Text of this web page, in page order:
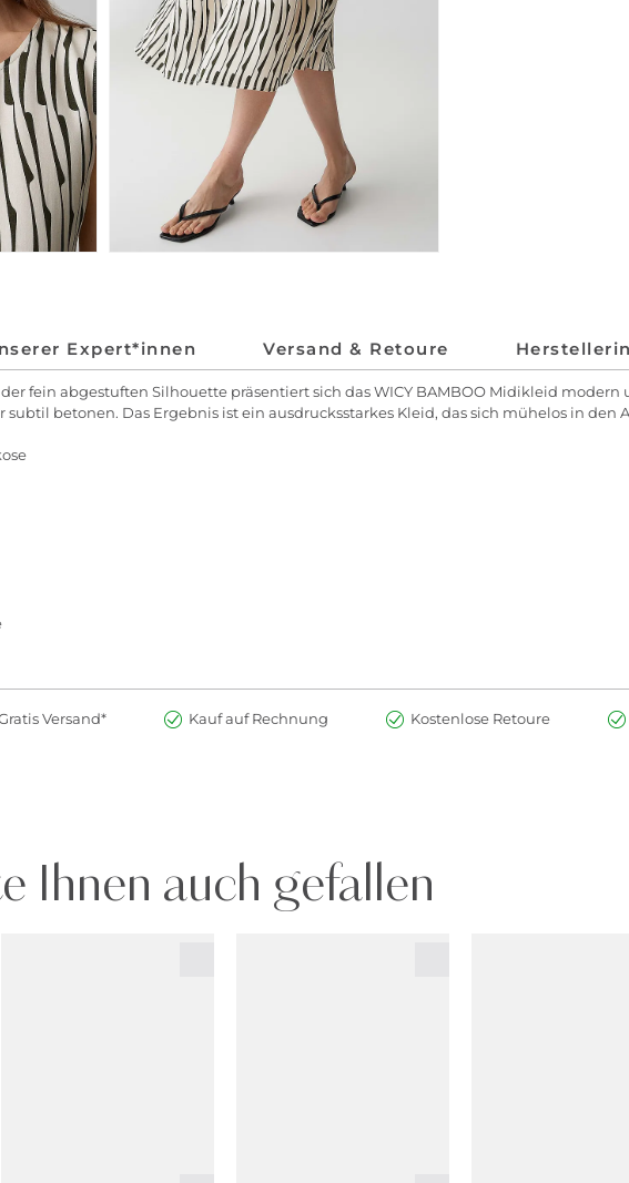
Expert*innen Versand & Retoure
fein abgestuften Silhouette präsentiert sich das WICY BAMBOO Midikleid
betonen. Das Ergebnis ist ein ausdrucksstarkes Kleid, das sich mühelos in
Versand* Kauf auf Rechnung Kostenlose Retoure
Ihnen auch gefallen